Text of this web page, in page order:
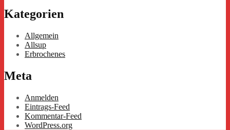
Kategorien
Allgemein
Allsup
Erbrochenes
Meta
Anmelden
Eintrags-Feed
Kommentar-Feed
WordPress.org